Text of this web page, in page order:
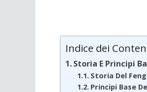
Indice dei
Storia E Principi
Storia Del
Principi Base